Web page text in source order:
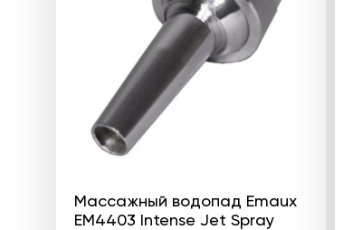
Массажный водопад Emaux
EM4403 Intense Jet Spray